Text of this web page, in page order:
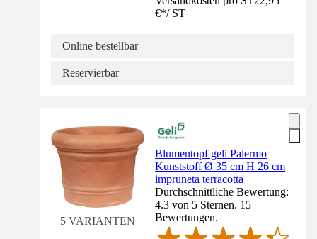
€*/ ST
Online bestellbar
Reservierbar
5 VARIANTEN
Blumentopf geli Palermo
Kunststoff Ø 35 cm H 26 cm
impruneta terracotta
Durchschnittliche Bewertung:
4.3 von 5 Sternen. 15
Bewertungen.